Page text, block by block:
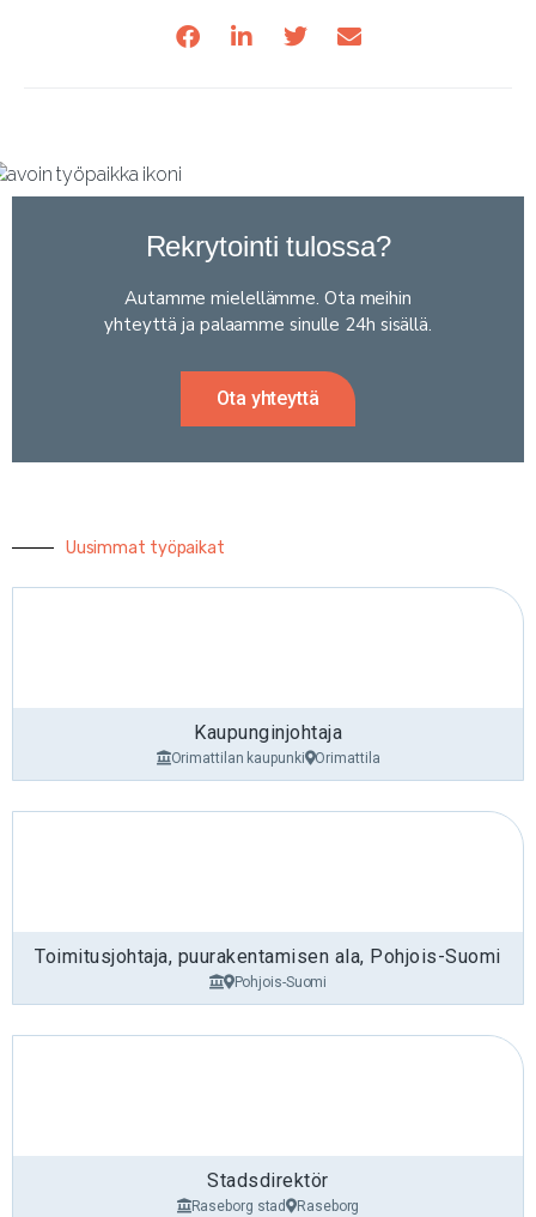
Rekrytointi tulossa?
Autamme mielellämme. Ota meihin
yhteyttä ja palaamme sinulle 24h sisällä.
Ota yhteyttä
Uusimmat työpaikat
Kaupunginjohtaja
Orimattilan kaupunki Orimattila
Toimitusjohtaja, puurakentamisen ala, Pohjois-Suomi
Pohjois-Suomi
Stadsdirektör
Raseborg stad Raseborg